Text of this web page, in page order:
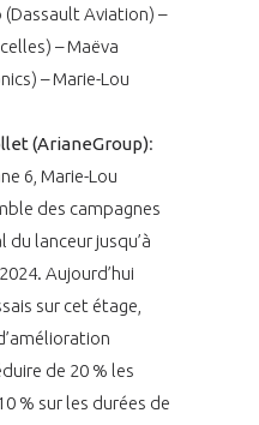
(Dassault Aviation) –
– Maëva
– Marie-Lou
(ArianeGroup):
6, Marie-Lou
des campagnes
du lanceur jusqu’à
Aujourd’hui
sur cet étage,
de 20 % les
% sur les durées de